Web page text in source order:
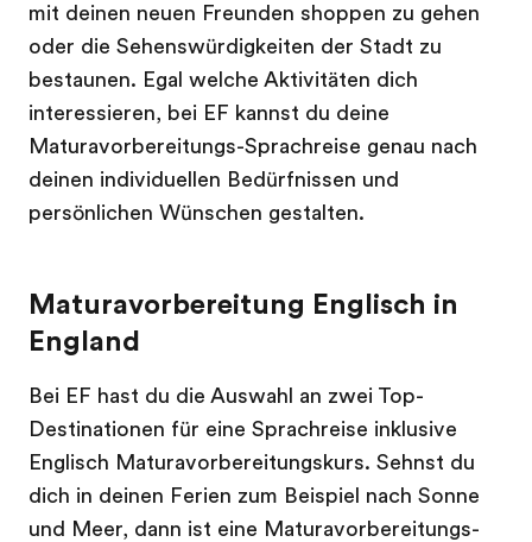
mit deinen neuen Freunden shoppen zu gehen
oder die Sehenswürdigkeiten der Stadt zu
bestaunen. Egal welche Aktivitäten dich
interessieren, bei EF kannst du deine
Maturavorbereitungs-Sprachreise genau nach
deinen individuellen Bedürfnissen und
persönlichen Wünschen gestalten.
Maturavorbereitung Englisch in
England
Bei EF hast du die Auswahl an zwei Top-
Destinationen für eine Sprachreise inklusive
Englisch Maturavorbereitungskurs. Sehnst du
dich in deinen Ferien zum Beispiel nach Sonne
und Meer, dann ist eine Maturavorbereitungs-